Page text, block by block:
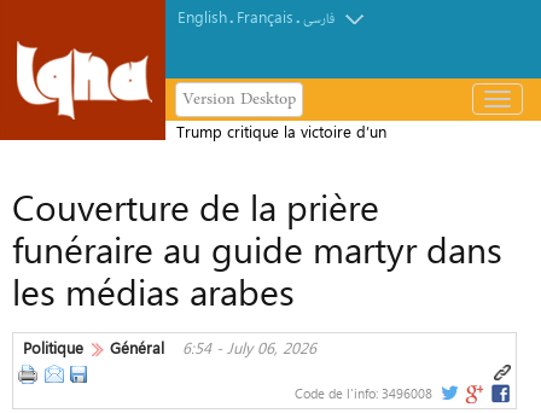
English. Français.فارسی
Version Desktop
باز
و
Trump critique la victoire d’un
primaire démocrate du Michigan
Couverture de la prière
funéraire au guide martyr dans
les médias arabes
Politique Général 6:54 - July 06, 2026
Code de l'info: 3496008